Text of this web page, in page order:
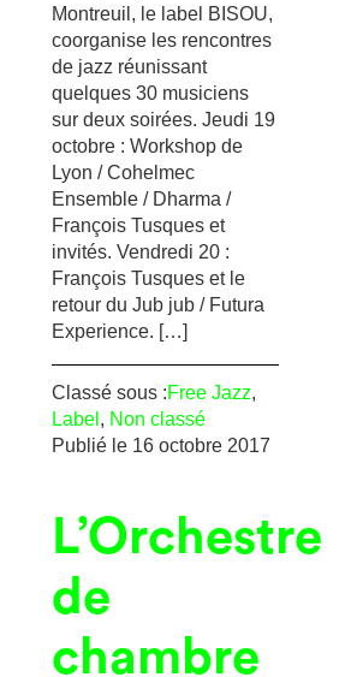
Montreuil, le label BISOU,
coorganise les rencontres
de jazz réunissant
quelques 30 musiciens
sur deux soirées. Jeudi 19
octobre : Workshop de
Lyon / Cohelmec
Ensemble / Dharma /
François Tusques et
invités. Vendredi 20 :
François Tusques et le
retour du Jub jub / Futura
Experience. […]
Classé sous :Free Jazz,
Label , Non classé
Publié le 16 octobre 2017
L’Orchestre
de
chambre